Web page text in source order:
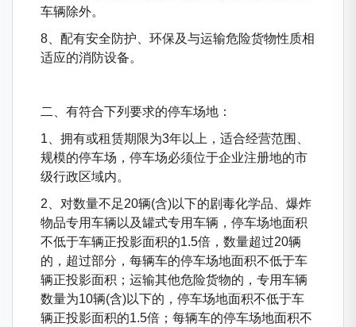
车辆除外。
8、配有安全防护、环保及与运输危险货物性质相
适应的消防设备。
二、有符合下列要求的停车场地：
1、拥有或租赁期限为3年以上，适合经营范围、
规模的停车场，停车场必须位于企业注册地的市
级行政区域内。
2、对数量不足20辆(含)以下的剧毒化学品、爆炸
物品专用车辆以及罐式专用车辆，停车场地面积
不低于车辆正投影面积的1.5倍，数量超过20辆
的，超过部分，每辆车的停车场地面积不低于车
辆正投影面积；运输其他危险货物的，专用车辆
数量为10辆(含)以下的，停车场地面积不低于车
辆正投影面积的1.5倍；每辆车的停车场地面积不